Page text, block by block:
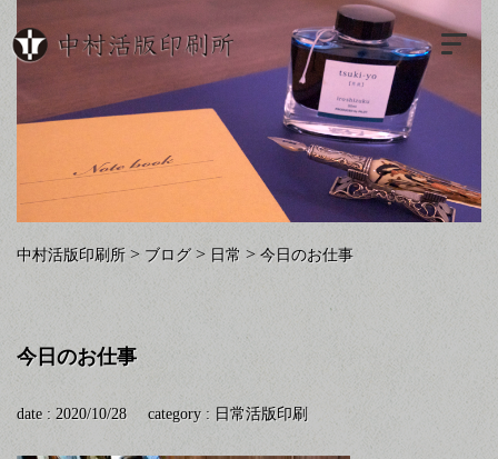
中村活版印刷所 > ブログ > 日常 > 今日のお仕事
今日のお仕事
date : 2020/10/28 category : 日常活版印刷